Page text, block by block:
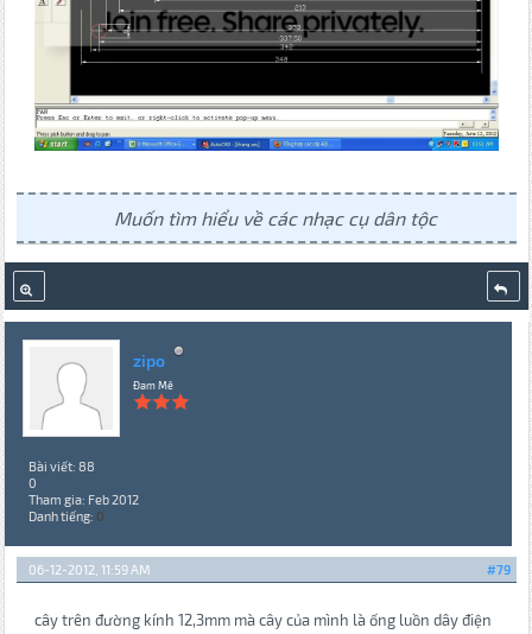
Muốn tìm hiểu về các nhạc cụ dân tộc
zipo
Đam Mê
Bài viết: 88
0
Tham gia: Feb 2012
Danh tiếng: 0
#79
06-12-2012, 11:59 AM
cây trên đường kính 12,3mm mà cây của mình là ống luồn dây điện